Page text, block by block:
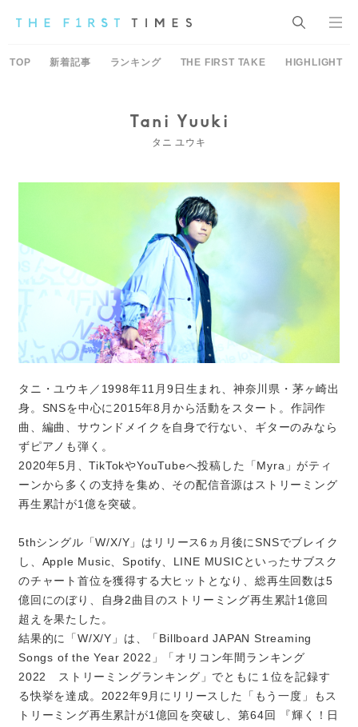
TOP 新着記事 ランキング THE FIRST TAKE HIGHLIGHT
Tani Yuuki
タニ ユウキ
タニ・ユウキ／1998年11月9日生まれ、神奈川県・茅ヶ崎出
身。SNSを中心に2015年8月から活動をスタート。作詞作
曲、編曲、サウンドメイクを自身で行ない、ギターのみなら
ずピアノも弾く。
2020年5月、TikTokやYouTubeへ投稿した「Myra」がティ
ーンから多くの支持を集め、その配信音源はストリーミング
再生累計が1億を突破。
5thシングル「W/X/Y」はリリース6ヵ月後にSNSでブレイク
し、Apple Music、Spotify、LINE MUSICといったサブスク
のチャート首位を獲得する大ヒットとなり、総再生回数は5
億回にのぼり、自身2曲目のストリーミング再生累計1億回
超えを果たした。
結果的に「W/X/Y」は、「Billboard JAPAN Streaming
Songs of the Year 2022」「オリコン年間ランキング
2022 ストリーミングランキング」でともに１位を記録す
る快挙を達成。2022年9月にリリースした「もう一度」もス
トリーミング再生累計が1億回を突破し、第64回 『輝く！日